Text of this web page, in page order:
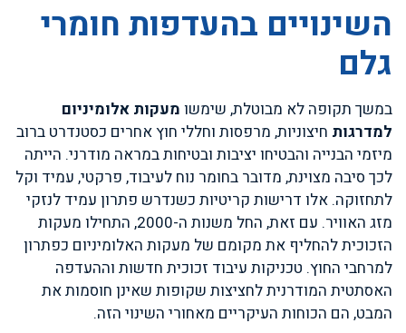
השינויים בהעדפות חומרי
גלם
במשך תקופה לא מבוטלת, שימשו מעקות אלומיניום
למדרגות חיצוניות, מרפסות וחללי חוץ אחרים כסטנדרט ברוב
מיזמי הבנייה והבטיחו יציבות ובטיחות במראה מודרני. הייתה
לכך סיבה מצוינת, מדובר בחומר נוח לעיבוד, פרקטי, עמיד וקל
לתחזוקה. אלו דרישות קריטיות כשנדרש פתרון עמיד לנזקי
מזג האוויר. עם זאת, החל משנות ה-2000, התחילו מעקות
הזכוכית להחליף את מקומם של מעקות האלומיניום כפתרון
למרחבי החוץ. טכניקות עיבוד זכוכית חדשות וההעדפה
האסתטית המודרנית לחציצות שקופות שאינן חוסמות את
המבט, הם הכוחות העיקריים מאחורי השינוי הזה.